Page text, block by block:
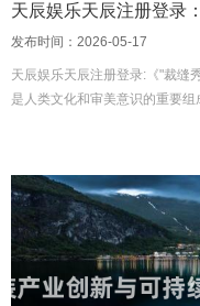
天辰娱乐天辰注册登录
发布时间：2026-05-17
天辰娱乐天辰注册登录:《"裁缝
是人类文化和审美意识的重要